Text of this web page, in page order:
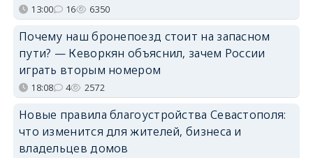
13:00 16 6350
Почему наш бронепоезд стоит на запасном
пути? — Кеворкян объяснил, зачем России
играть вторым номером
18:08 4 2572
Новые правила благоустройства Севастополя:
что изменится для жителей, бизнеса и
владельцев домов